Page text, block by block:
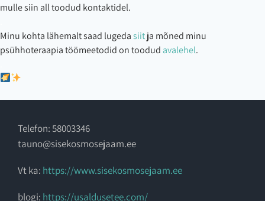
mulle siin all toodud kontaktidel.
Minu kohta lähemalt saad lugedasiitja mõned minu
psühhoteraapia töömeetodid on toodud avalehel.
Telefon: 58003346
tauno@sisekosmosejaam.ee
Vt ka: https://www.sisekosmosejaam.ee
blogi: https://usaldusetee.com/